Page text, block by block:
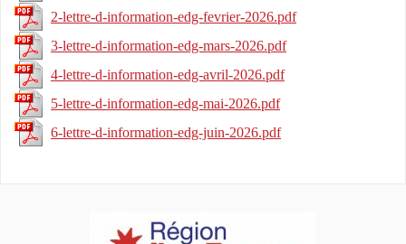
2-lettre-d-information-edg-fevrier-2026.pdf
3-lettre-d-information-edg-mars-2026.pdf
4-lettre-d-information-edg-avril-2026.pdf
5-lettre-d-information-edg-mai-2026.pdf
6-lettre-d-information-edg-juin-2026.pdf